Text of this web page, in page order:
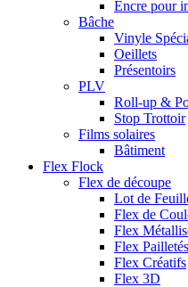
Encre pour
Bâche
Vinyle
Oeillets
Présentoirs
PLV
Roll-up &
Stop Trottoir
Films solaires
Bâtiment
Flex Flock
Flex de découpe
Lot de
Flex de
Flex
Flex
Flex Créatifs
Flex 3D